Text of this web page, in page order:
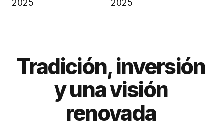
Tradición, inversión
y una visión
renovada